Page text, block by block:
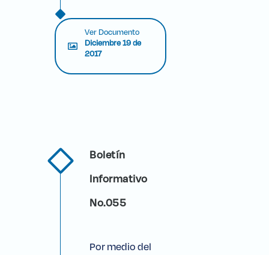
Ver Documento
Diciembre 19 de
2017
Boletín
Informativo
No.055
Por medio del